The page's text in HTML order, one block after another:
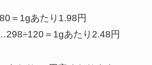
＝1gあたり1.98円
＝1gあたり2.48円